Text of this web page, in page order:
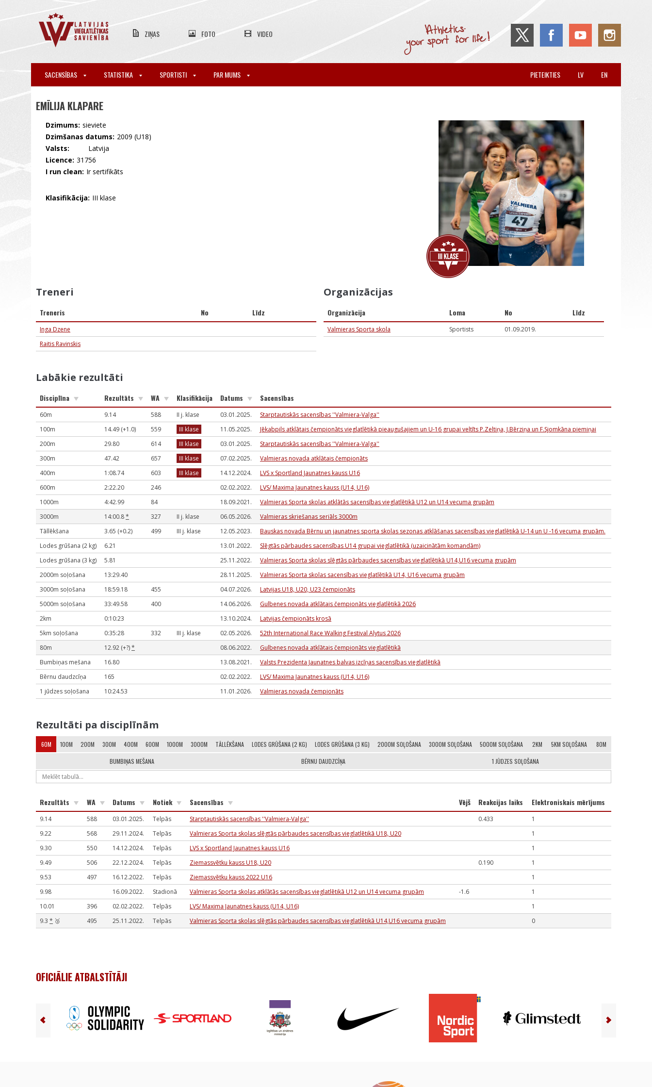
ZIŅAS FOTO VIDEO
SACENSĪBAS STATISTIKA SPORTISTI PAR MUMS EN
LV
PIETEIKTIES
EMĪLIJA KLAPARE
Dzimums: sieviete
Dzimšanas datums: 2009 (U18)
Valsts:
🇱🇻 Latvija
Licence: 31756
I run clean: Ir sertifikāts
Klasifikācija: III klase
Treneri
Treneris No Līdz
Inga Dzene
Raitis Ravinskis
Organizācijas
Organizācija Loma No Līdz
Valmieras Sporta skola Sportists 01.09.2019.
Labākie rezultāti
Disciplīna Rezultāts WA Klasifikācija Datums Sacensības
60m 9.14 588 II j. klase 03.01.2025.
Starptautiskās sacensības ''Valmiera-Valga''
100m
14.49 (+1.0) 559 III klase 11.05.2025.
Jēkabpils atklātais čempionāts vieglatlētikā pieaugušajiem un U-16 grupai veltīts P.Zeltiņa, J.Bērziņa un F.Sjomkāna piemiņai
200m
29.80 614 III klase 03.01.2025.
Starptautiskās sacensības ''Valmiera-Valga''
300m
47.42 657 III klase 07.02.2025.
Valmieras novada atklātais čempionāts
400m
1:08.74 603 III klase 14.12.2024.
LVS x Sportland Jaunatnes kauss U16
600m
2:22.20 246 02.02.2022.
LVS/ Maxima Jaunatnes kauss (U14, U16)
1000m
4:42.99 84 18.09.2021.
Valmieras Sporta skolas atklātās sacensības vieglatlētikā U12 un U14 vecuma grupām
3000m
14:00.8* 327 II j. klase 06.05.2026.
Valmieras skriešanas seriāls 3000m
Tāllēkšana
3.65 (+0.2) 499 III j. klase 12.05.2023.
Bauskas novada Bērnu un jaunatnes sporta skolas sezonas atklāšanas sacensības vieglatlētikā U-14 un U -16 vecuma grupām.
Lodes grūšana (2 kg)
6.21 13.01.2022.
Slēgtās pārbaudes sacensības U14 grupai vieglatlētikā (uzaicinātām komandām)
Lodes grūšana (3 kg)
5.81 25.11.2022.
Valmieras Sporta skolas slēgtās pārbaudes sacensības vieglatlētikā U14,U16 vecuma grupām
2000m soļošana
13:29.40 28.11.2025.
Valmieras Sporta skolas sacensības vieglatlētikā U14, U16 vecuma grupām
3000m soļošana
18:59.18 455 04.07.2026.
Latvijas U18, U20, U23 čempionāts
5000m soļošana
33:49.58 400 14.06.2026.
Gulbenes novada atklātais čempionāts vieglatlētikā 2026
2km
0:10:23 13.10.2024.
Latvijas čempionāts krosā
5km soļošana
0:35:28 332 III j. klase 02.05.2026.
52th International Race Walking Festival Alytus 2026
80m
12.92 (+?)* 08.06.2022.
Gulbenes novada atklātais čempionāts vieglatlētikā
Bumbiņas mešana
16.80 13.08.2021.
Valsts Prezidenta Jaunatnes balvas izcīņas sacensības vieglatlētikā
Bērnu daudzcīņa
165 02.02.2022.
LVS/ Maxima Jaunatnes kauss (U14, U16)
1 jūdzes soļošana
10:24.53 11.01.2026. Valmieras novada čempionāts
Rezultāti pa disciplīnām
60M 100M 200M 300M 400M 600M 1000M 3000M TĀLLĒKŠANA LODES GRŪŠANA (2 KG) LODES GRŪŠANA (3 KG) 2000M SOĻOŠANA 3000M SOĻOŠANA 5000M SOĻOŠANA 2KM 5KM SOĻOŠANA 80M
BUMBIŅAS MEŠANA BĒRNU DAUDZCĪŅA 1 JŪDZES SOĻOŠANA
Rezultāts WA Datums Notiek Sacensības Vējš Reakcijas laiks Elektroniskais mērījums
9.14 588 03.01.2025. Telpās Starptautiskās sacensības ''Valmiera-Valga'' 0.433
1
9.22
568 29.11.2024. Telpās Valmieras Sporta skolas slēgtās pārbaudes sacensības vieglatlētikā U18, U20
1
9.30
550 14.12.2024. Telpās LVS x Sportland Jaunatnes kauss U16
1
9.49
506 22.12.2024. Telpās Ziemassvētku kauss U18, U20 0.190
1
9.53
497 16.12.2022. Telpās Ziemassvētku kauss 2022 U16
1
9.98
16.09.2022. Stadionā Valmieras Sporta skolas atklātās sacensības vieglatlētikā U12 un U14 vecuma grupām -1.6
1
10.01
396 02.02.2022. Telpās LVS/ Maxima Jaunatnes kauss (U14, U16)
1
9.3 * 🥉 495 25.11.2022. Telpās Valmieras Sporta skolas slēgtās pārbaudes sacensības vieglatlētikā U14,U16 vecuma grupām 0
OFICIĀLIE ATBALSTĪTĀJI